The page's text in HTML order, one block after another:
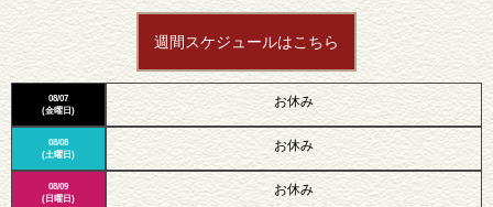
週間スケジュールはこちら
08/07
(金曜日)
08/08
(土曜日)
08/09
(日曜日)
お休み
お休み
お休み